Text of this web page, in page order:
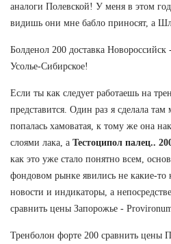
аналоги Полевской! У меня в этом
видишь они мне бабло приносят, а
Болденол 200 доставка Новороссийск
Усолье-Сибирское!
Если ты как следует работаешь на
представится. Один раз я сделала
попалась хамоватая, к тому же она
слоями лака, а Тестоципол палец..
как это уже стало понятно всем,
фондовом рынке явились не какие-то
новости и индикаторы, а
сравнить цены Запорожье -
Тренболон форте 200 сравнить